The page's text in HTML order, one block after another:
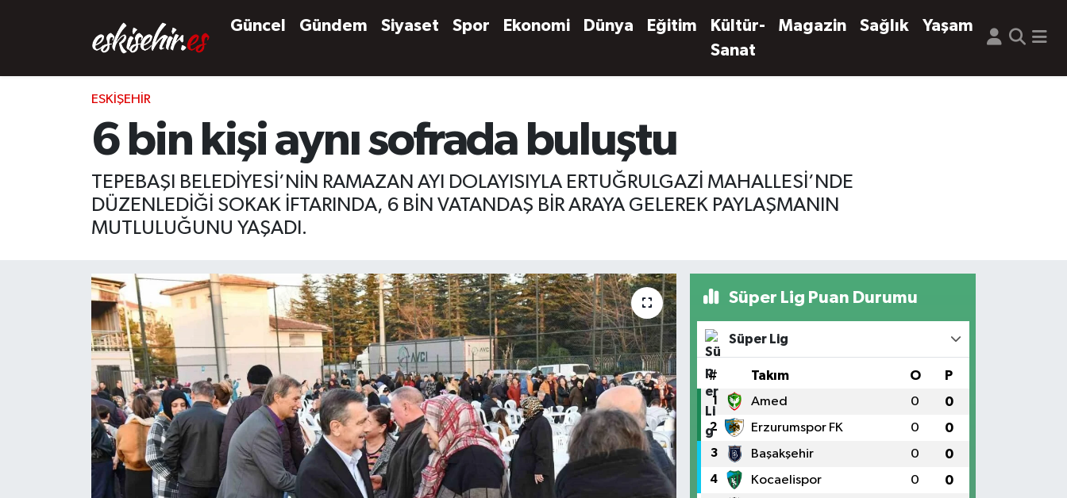
Güncel Gündem Siyaset Spor Ekonomi Dünya Eğitim
Kültür-
Sanat
Magazin Sağlık Yaşam
ESKIŞEHIR
6 bin kişi aynı sofrada buluştu
TEPEBAŞI BELEDİYESİ’NİN RAMAZAN AYI DOLAYISIYLA ERTUĞRULGAZİ MAHALLESİ’NDE
DÜZENLEDİĞİ SOKAK İFTARINDA, 6 BİN VATANDAŞ BİR ARAYA GELEREK PAYLAŞMANIN
MUTLULUĞUNU YAŞADI.
Süper Lig Puan Durumu
Süper Lig
# Takım O P
1 Amed 0 0
2 Erzurumspor FK 0 0
3 Başakşehir 0 0
4 Kocaelispor 0 0